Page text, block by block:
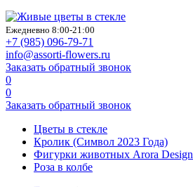
Ежедневно 8:00-21:00
+7 (985) 096-79-71
info@assorti-flowers.ru
Заказать обратный звонок
0
0
Заказать обратный звонок
Цветы в стекле
Кролик (Символ 2023 Года)
Фигурки животных Arora Design
Роза в колбе